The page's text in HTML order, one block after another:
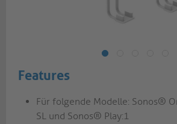
Features
Für folgende Modelle: Sonos®
SL und Sonos® Play:1